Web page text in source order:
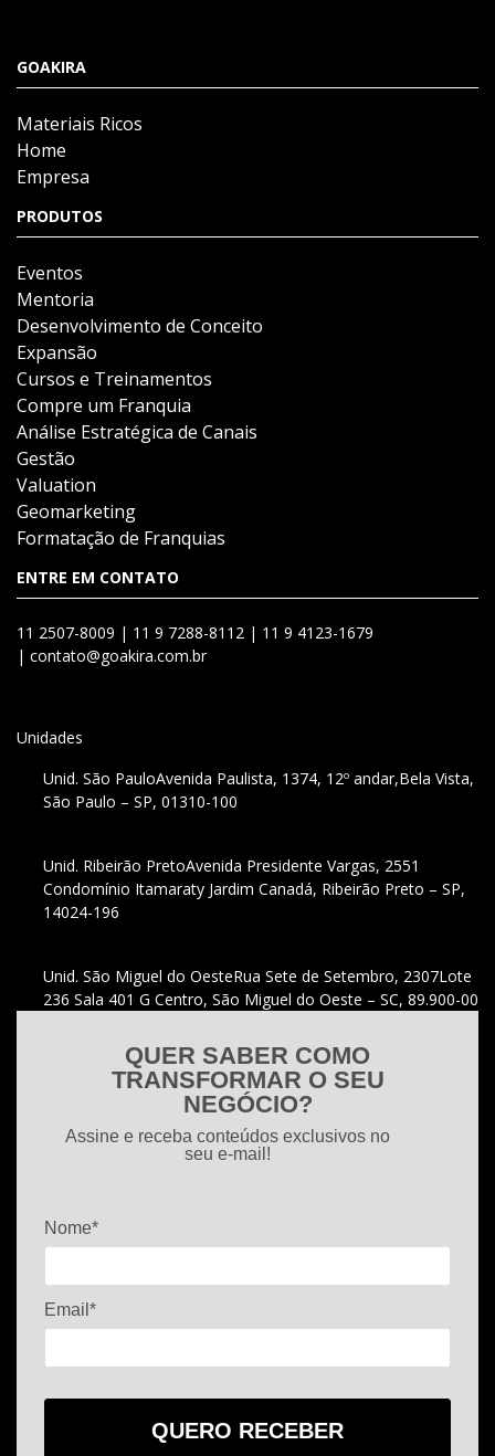
GOAKIRA
Materiais Ricos
Home
Empresa
PRODUTOS
Eventos
Mentoria
Desenvolvimento de Conceito
Expansão
Cursos e Treinamentos
Compre um Franquia
Análise Estratégica de Canais
Gestão
Valuation
Geomarketing
Formatação de Franquias
ENTRE EM CONTATO
11 2507-8009 | 11 9 7288-8112 | 11 9 4123-1679
| contato@goakira.com.br
Unidades
Unid. São PauloAvenida Paulista, 1374, 12º andar,Bela Vista,
São Paulo – SP, 01310-100
Unid. Ribeirão PretoAvenida Presidente Vargas, 2551
Condomínio Itamaraty Jardim Canadá, Ribeirão Preto – SP,
14024-196
Unid. São Miguel do OesteRua Sete de Setembro, 2307Lote
236 Sala 401 G Centro, São Miguel do Oeste – SC, 89.900-00
QUER SABER COMO
TRANSFORMAR O SEU
NEGÓCIO?
Assine e receba conteúdos exclusivos no
seu e-mail!
Nome*
Email*
QUERO RECEBER